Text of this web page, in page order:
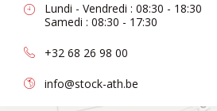
Lundi - Vendredi : 08:30 - 18:30
Samedi : 08:30 - 17:30
+32 68 26 98 00
info@stock-ath.be